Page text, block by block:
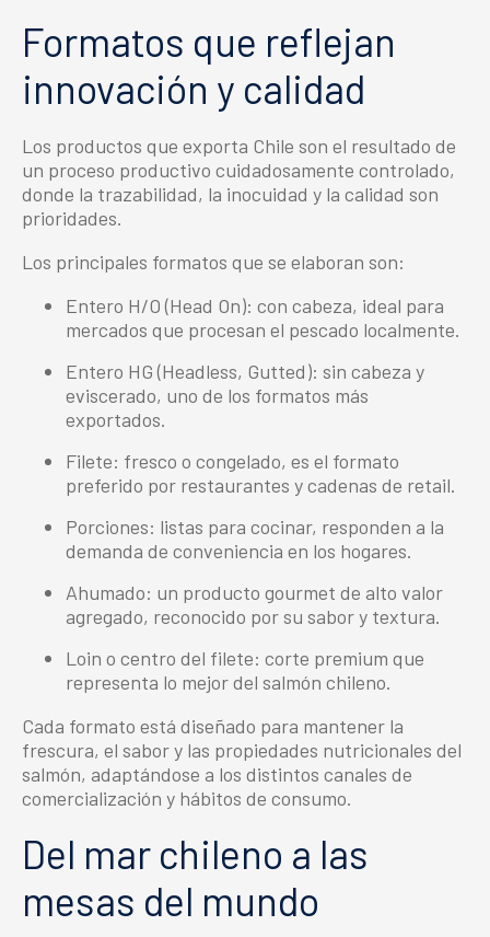
Formatos que reflejan
innovación y calidad
Los productos que exporta Chile son el resultado de
un proceso productivo cuidadosamente controlado,
donde la trazabilidad, la inocuidad y la calidad son
prioridades.
Los principales formatos que se elaboran son:
Entero H/O (Head On): con cabeza, ideal para
mercados que procesan el pescado localmente.
Entero HG (Headless, Gutted): sin cabeza y
eviscerado, uno de los formatos más
exportados.
Filete: fresco o congelado, es el formato
preferido por restaurantes y cadenas de retail.
Porciones: listas para cocinar, responden a la
demanda de conveniencia en los hogares.
Ahumado: un producto gourmet de alto valor
agregado, reconocido por su sabor y textura.
Loin o centro del filete: corte premium que
representa lo mejor del salmón chileno.
Cada formato está diseñado para mantener la
frescura, el sabor y las propiedades nutricionales del
salmón, adaptándose a los distintos canales de
comercialización y hábitos de consumo.
Del mar chileno a las
mesas del mundo